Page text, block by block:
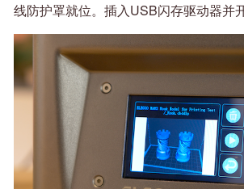
线防护罩就位。插入USB闪存驱动器并